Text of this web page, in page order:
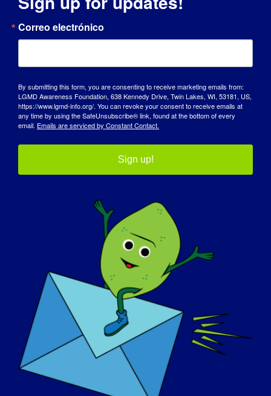
MODELO DE COMUNICADO DE PRENSA
FOLLETOS DE SENSIBILIZACIÓN SOBRE
LA LGMD
LA LGMD
Recursos para el Pregón
MODELO DE PROCLAMACIÓN ESTATAL
MODELO DE CARTA AL GOBERNADOR
Correo electrónico
By submitting this form, you are consenting to receive marketing emails from:
LGMD Awareness Foundation, 638 Kennedy Drive, Twin Lakes, WI, 53181, US,
https://www.lgmd-info.org/. You can revoke your consent to receive emails at
any time by using the SafeUnsubscribe® link, found at the bottom of every
email. Emails are serviced by Constant Contact.
Sign up!